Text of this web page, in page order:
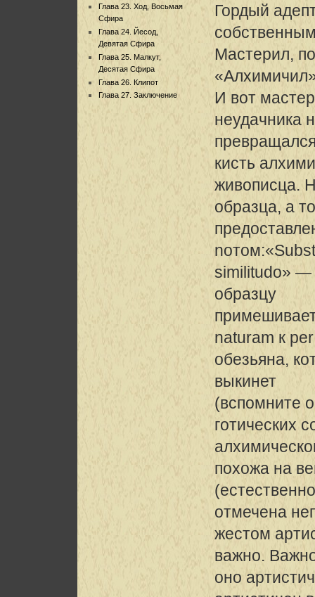
Глава 23. Ход, Восьмая
Сфира
Глава 24. Йесод,
Девятая Сфира
Глава 25. Малкут,
Десятая Сфира
Глава 26. Клипот
Глава 27. Заключение
Гордый
Мастерил,
И вот
неудачника
кисть
живописца.
образца, а
similitudo» —
образцу
naturam к
обезьяна,
выкинет
(вспомните
готических
похожа на
отмечена
жестом
важно.
оно